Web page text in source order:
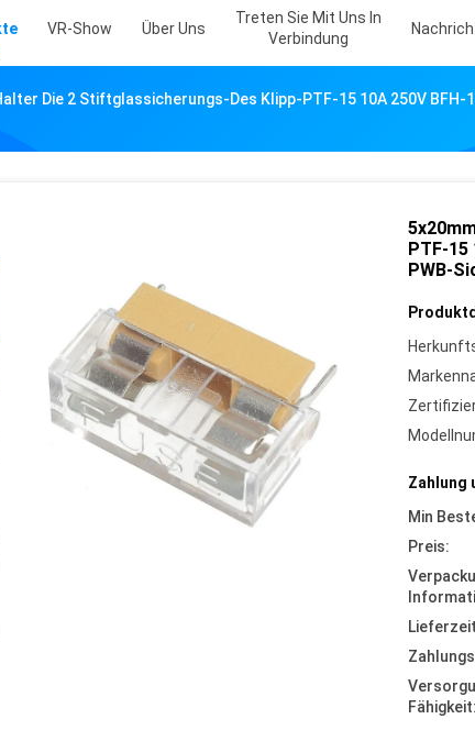
VR-Show Über Uns
Treten Sie Mit Uns In
Verbindung
Die 2 Stiftglassicherungs-Des Klipp-PTF-15 10A 250V BFH-
PTF-15
PWB-
Zahlung
Min
Preis:
Fähigkeit: